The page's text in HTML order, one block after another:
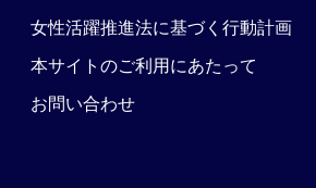
女性活躍推進法に基づく行動計画
本サイトのご利用にあたって
お問い合わせ